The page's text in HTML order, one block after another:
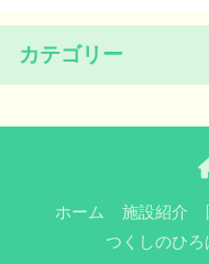
カテゴリー
ホーム 施設紹介
つくしのひろ